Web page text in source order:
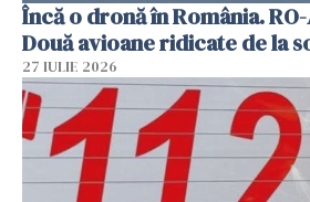
Încă o dronă în România.
Două avioane ridicate de la
27 IULIE 2026